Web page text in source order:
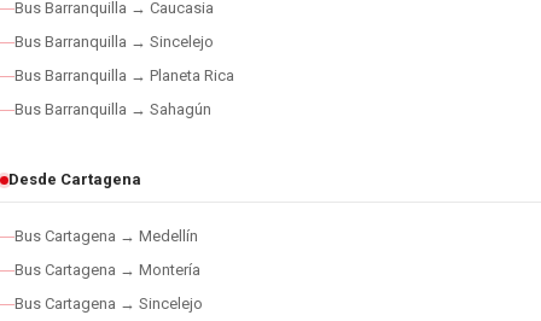
Bus Barranquilla → Caucasia
Bus Barranquilla → Sincelejo
Bus Barranquilla → Planeta Rica
Bus Barranquilla → Sahagún
Desde Cartagena
Bus Cartagena → Medellín
Bus Cartagena → Montería
Bus Cartagena → Sincelejo